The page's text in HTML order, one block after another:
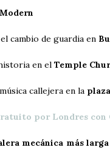
cambio de guardia en
en el Temple
callejera en la
por Londres
mecánica más